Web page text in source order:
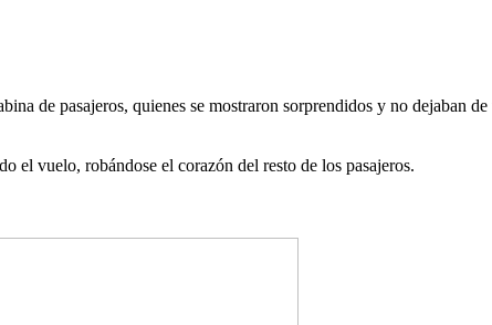
de pasajeros, quienes se mostraron sorprendidos y no dejaban
el vuelo, robándose el corazón del resto de los pasajeros.